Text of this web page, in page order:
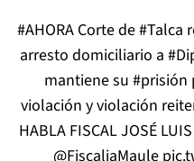
#AHORA Corte de#Talca
arresto domiciliario a
mantiene su #prisión
violación y violación
HABLA FISCAL JOSÉ
@FiscaliaMaule